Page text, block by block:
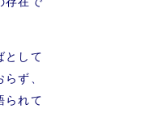
として
ず、
られて